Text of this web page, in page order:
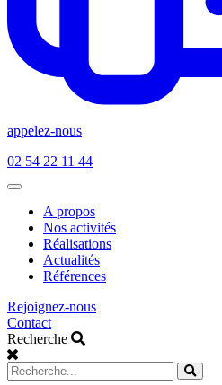
appelez-nous
02 54 22 11 44
Open
A propos
Nos activités
Réalisations
Actualités
Références
Rejoignez-nous
Contact
Recherche